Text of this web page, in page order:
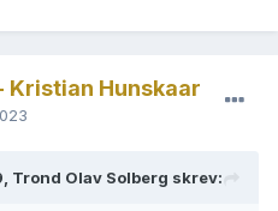
Kristian Hunskaar
Trond Olav Solberg skrev: